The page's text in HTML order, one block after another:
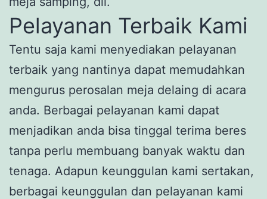
Pelayanan Terbaik Kami
Tentu saja kami menyediakan pelayanan
terbaik yang nantinya dapat memudahkan
mengurus perosalan meja delaing di acara
anda. Berbagai pelayanan kami dapat
menjadikan anda bisa tinggal terima beres
tanpa perlu membuang banyak waktu dan
tenaga. Adapun keunggulan kami sertakan,
berbagai keunggulan dan pelayanan kami